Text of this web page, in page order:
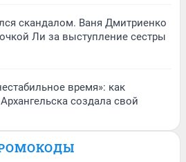
скандалом. Ваня Дмитриенко
Ли за выступление сестры
время»: как
создала свой